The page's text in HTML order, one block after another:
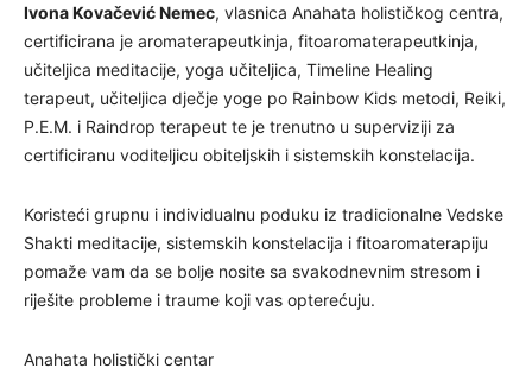
Ivona Kovačević Nemec, vlasnica Anahata holističkog centra,
certificirana je aromaterapeutkinja, fitoaromaterapeutkinja,
učiteljica meditacije, yoga učiteljica, Timeline Healing
terapeut, učiteljica dječje yoge po Rainbow Kids metodi, Reiki,
P.E.M. i Raindrop terapeut te je trenutno u superviziji za
certificiranu voditeljicu obiteljskih i sistemskih konstelacija.
Koristeći grupnu i individualnu poduku iz tradicionalne Vedske
Shakti meditacije, sistemskih konstelacija i fitoaromaterapiju
pomaže vam da se bolje nosite sa svakodnevnim stresom i
riješite probleme i traume koji vas opterećuju.
Anahata holistički centar